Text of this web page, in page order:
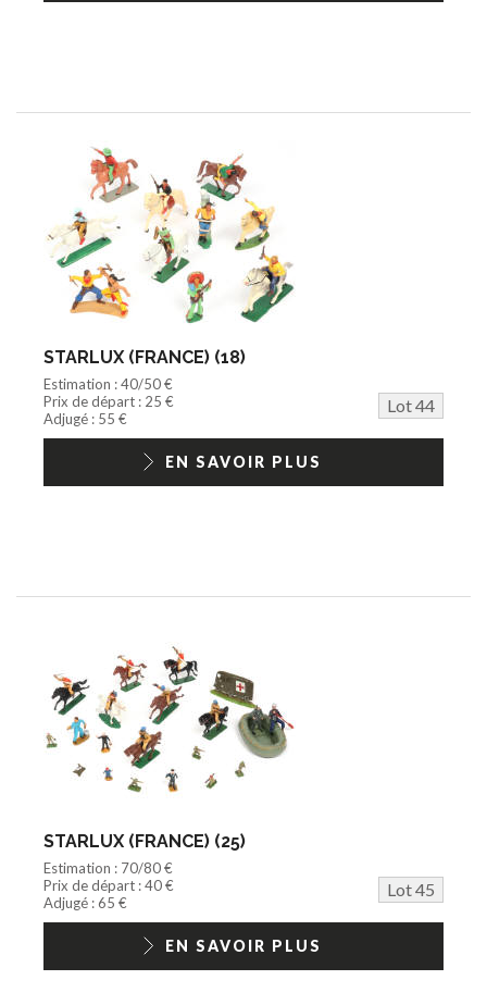
STARLUX (FRANCE) (18)
Estimation : 40/50 €
Prix de départ : 25 €
Lot 44
Adjugé : 55 €
EN SAVOIR PLUS
STARLUX (FRANCE) (25)
Estimation : 70/80 €
Prix de départ : 40 €
Lot 45
Adjugé : 65 €
EN SAVOIR PLUS